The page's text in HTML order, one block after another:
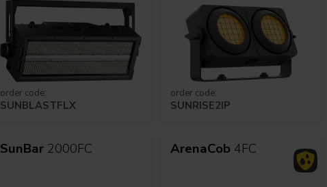
order code:
SUNBLASTFLX
order code:
SUNRISE2IP
SunBar 2000FC ArenaCob 4FC